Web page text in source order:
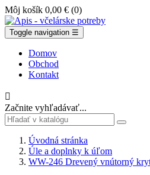
Môj košík 0,00 € (0)
Toggle navigation ☰
Domov
Obchod
Kontakt

Začnite vyhľadávať...
Úvodná stránka
Úle a doplnky k úľom
WW-246 Drevený vnútorný